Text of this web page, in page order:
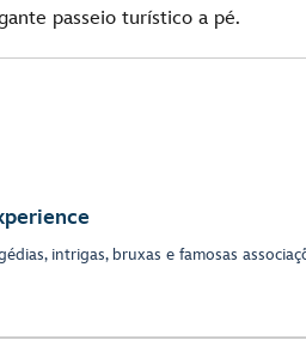
passeio turístico a pé.
intrigas, bruxas e famosas